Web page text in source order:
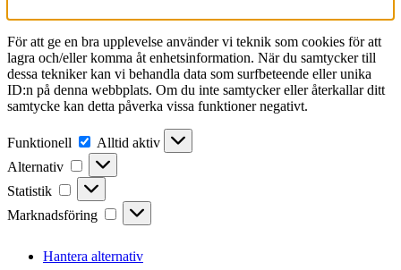
För att ge en bra upplevelse använder vi teknik som cookies för att
lagra och/eller komma åt enhetsinformation. När du samtycker till
dessa tekniker kan vi behandla data som surfbeteende eller unika
ID:n på denna webbplats. Om du inte samtycker eller återkallar ditt
samtycke kan detta påverka vissa funktioner negativt.
Funktionell Funktionell
Alltid aktiv
Alternativ
Alternativ
Statistik
Statistik
Marknadsföring
Marknadsföring
Hantera alternativ